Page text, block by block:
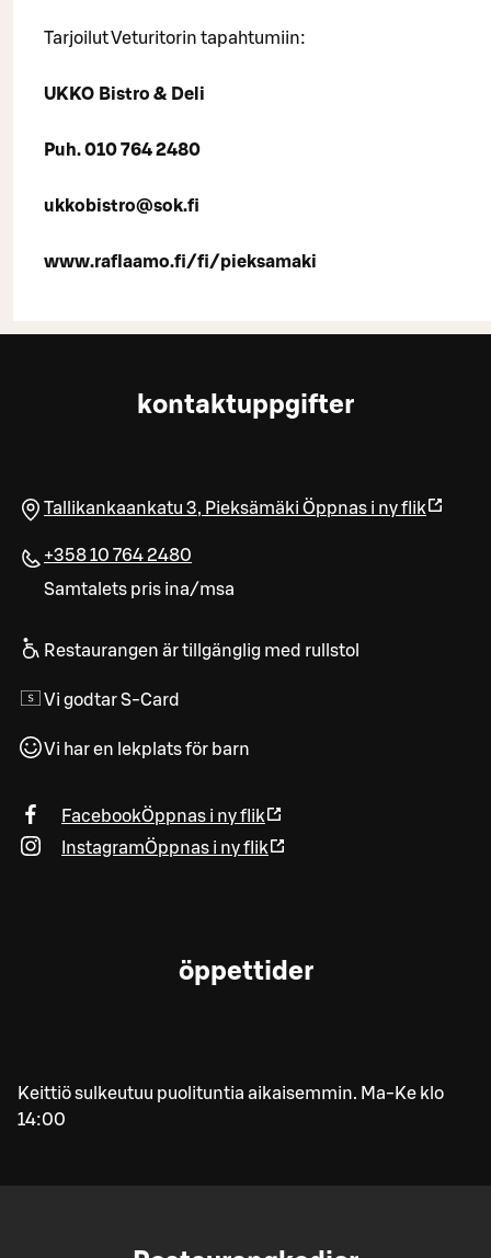
Tarjoilut Veturitorin tapahtumiin:
UKKO Bistro & Deli
Puh. 010 764 2480
ukkobistro@sok.fi
www.raflaamo.fi/fi/pieksamaki
kontaktuppgifter
Tallikankaankatu 3, Pieksämäki Öppnas i ny flik
+358 10 764 2480
Samtalets pris ina/msa
Restaurangen är tillgänglig med rullstol
Vi godtar S-Card
Vi har en lekplats för barn
FacebookÖppnas i ny flik
InstagramÖppnas i ny flik
öppettider
Keittiö sulkeutuu puolituntia aikaisemmin. Ma-Ke klo
14:00